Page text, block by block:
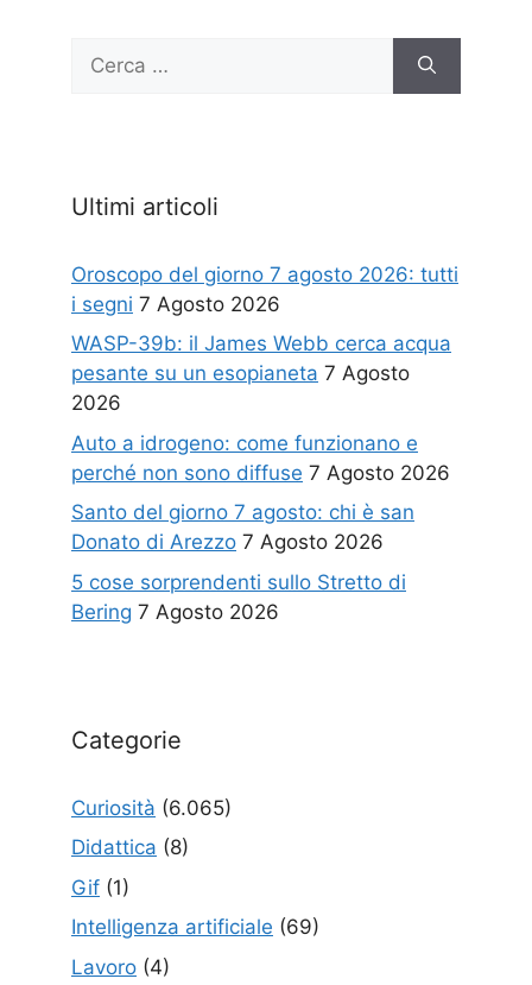
per:
Ultimi articoli
Oroscopo del giorno 7 agosto 2026: tutti
i segni 7 Agosto 2026
WASP-39b: il James Webb cerca acqua
pesante su un esopianeta 7 Agosto
2026
Auto a idrogeno: come funzionano e
perché non sono diffuse 7 Agosto 2026
Santo del giorno 7 agosto: chi è san
Donato di Arezzo 7 Agosto 2026
5 cose sorprendenti sullo Stretto di
Bering 7 Agosto 2026
Categorie
Curiosità (6.065)
Didattica (8)
Gif (1)
Intelligenza artificiale (69)
Lavoro (4)